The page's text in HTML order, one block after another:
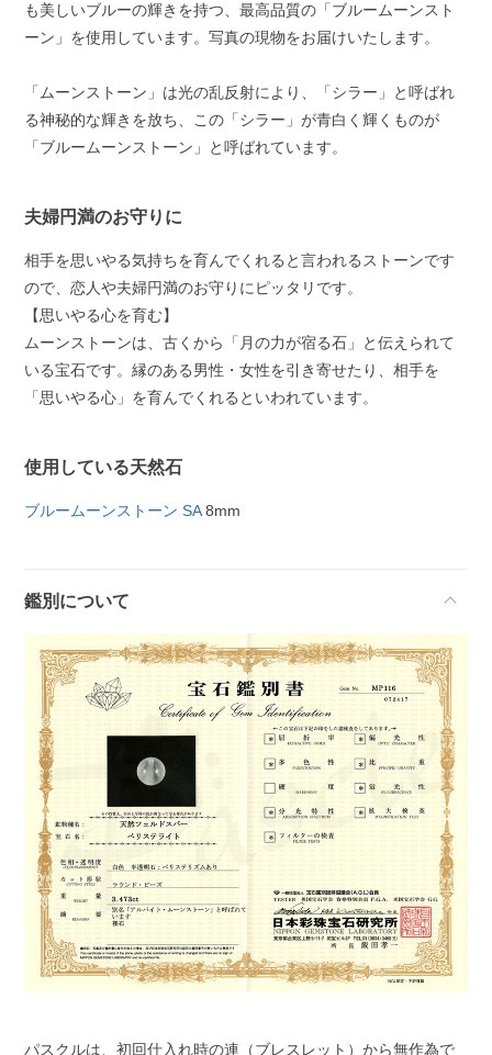
も美しいブルーの輝きを持つ、最高品質の「ブルームーンスト
ーン」を使用しています。写真の現物をお届けいたします。
「ムーンストーン」は光の乱反射により、「シラー」と呼ばれ
る神秘的な輝きを放ち、この「シラー」が青白く輝くものが
「ブルームーンストーン」と呼ばれています。
夫婦円満のお守りに
相手を思いやる気持ちを育んでくれると言われるストーンです
ので、恋人や夫婦円満のお守りにピッタリです。
【思いやる心を育む】
ムーンストーンは、古くから「月の力が宿る石」と伝えられて
いる宝石です。縁のある男性・女性を引き寄せたり、相手を
「思いやる心」を育んでくれるといわれています。
使用している天然石
ブルームーンストーン SA8mm
鑑別について
パスクルは、初回仕入れ時の連（ブレスレット）から無作為で